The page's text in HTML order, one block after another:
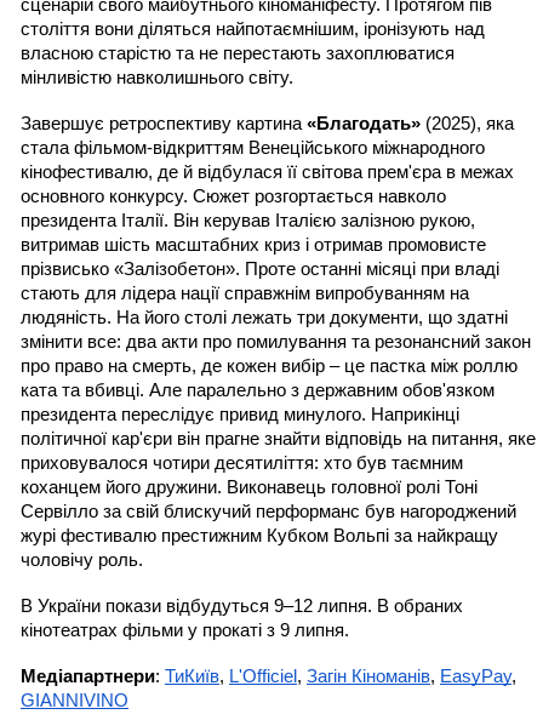
сценарій свого майбутнього кіноманіфесту. Протягом пів
століття вони діляться найпотаємнішим, іронізують над
власною старістю та не перестають захоплюватися
мінливістю навколишнього світу.
Завершує ретроспективу картина «Благодать» (2025), яка
стала фільмом-відкриттям Венеційського міжнародного
кінофестивалю, де й відбулася її світова прем'єра в межах
основного конкурсу. Сюжет розгортається навколо
президента Італії. Він керував Італією залізною рукою,
витримав шість масштабних криз і отримав промовисте
прізвисько «Залізобетон». Проте останні місяці при владі
стають для лідера нації справжнім випробуванням на
людяність. На його столі лежать три документи, що здатні
змінити все: два акти про помилування та резонансний закон
про право на смерть, де кожен вибір – це пастка між роллю
ката та вбивці. Але паралельно з державним обов'язком
президента переслідує привид минулого. Наприкінці
політичної кар'єри він прагне знайти відповідь на питання, яке
приховувалося чотири десятиліття: хто був таємним
коханцем його дружини. Виконавець головної ролі Тоні
Сервілло за свій блискучий перформанс був нагороджений
журі фестивалю престижним Кубком Вольпі за найкращу
чоловічу роль.
В України покази відбудуться 9–12 липня. В обраних
кінотеатрах фільми у прокаті з 9 липня.
Медіапартнери: ТиКиїв, L'Officiel , Загін Кіноманів, EasyPay
GIANNIVINO